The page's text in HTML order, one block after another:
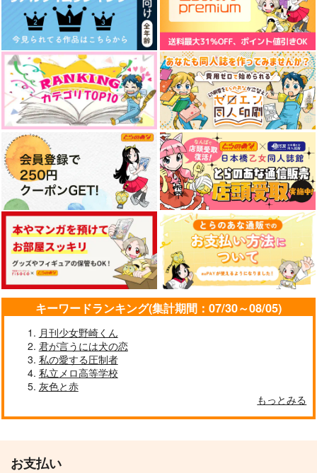
キーワードランキング(集計期間：07/30～08/05)
月刊少女野崎くん
君が言うには犬の恋
私の愛する圧制者
私立メロ高等学校
灰色と赤
もっとみる
お支払い